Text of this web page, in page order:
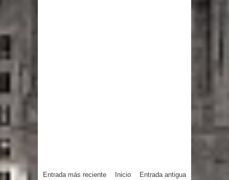
Entrada más reciente Entrada antigua
Inicio